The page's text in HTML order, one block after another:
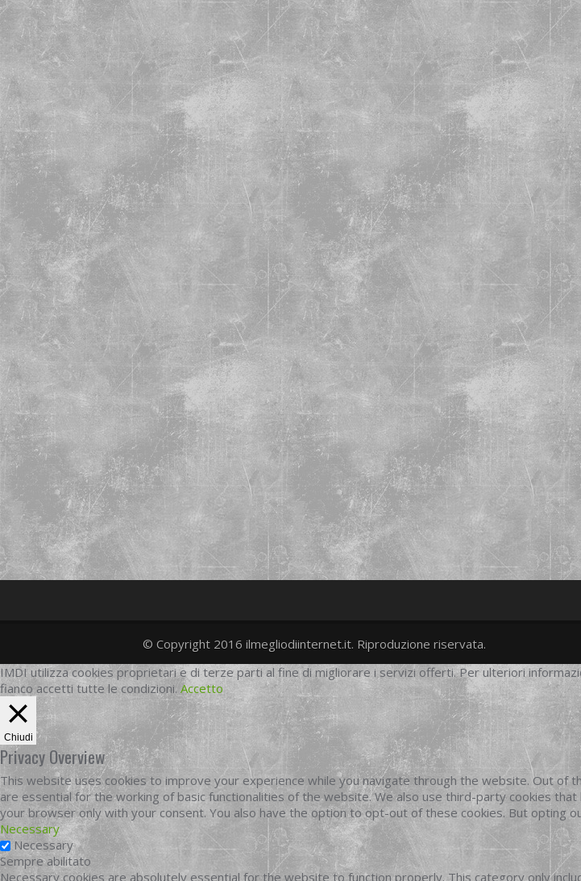
twittergoogleplus
facebook
© Copyright 2016 ilmegliodiinternet.it. Riproduzione riservata.
IMDI utilizza cookies proprietari e di terze parti al fine di migliorare i servizi offerti. Per ulteriori
fianco accetti tutte le condizioni. Accetto
Chiudi
Privacy Overview
This website uses cookies to improve your experience while you navigate through the website. Out
are essential for the working of basic functionalities of the website. We also use third-party cookies
your browser only with your consent. You also have the option to opt-out of these cookies. But opting
Necessary
Necessary
Sempre abilitato
Necessary cookies are absolutely essential for the website to function properly. This category only